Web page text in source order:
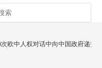
欧中人权对话中向中国政府递交